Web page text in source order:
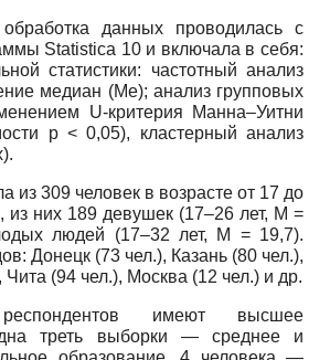
обработка данных проводилась с
Statistica 10 и включала в себя:
статистики: частотный анализ
медиан (Me); анализ групповых
U-критерия Манна–Уитни
p < 0,05), кластерный анализ
из 309 человек в возрасте от 17 до
из них 189 девушек (17–26 лет, М =
людей (17–32 лет, М = 19,7).
Донецк (73 чел.), Казань (80 чел.),
Чита (94 чел.), Москва (12 чел.) и др.
имеют высшее
треть выборки — среднее и